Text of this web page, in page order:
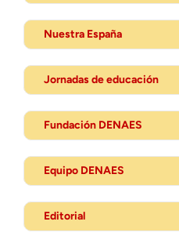
Nuestra España
Jornadas de educación
Fundación DENAES
Equipo DENAES
Editorial